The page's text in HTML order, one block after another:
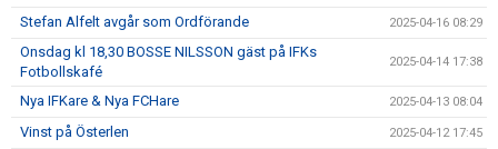
Stefan Alfelt avgår som Ordförande 2025-04-16 08:29
Onsdag kl 18,30 BOSSE NILSSON gäst på IFKs
Fotbollskafé
2025-04-14 17:38
Nya IFKare & Nya FCHare 2025-04-13 08:04
Vinst på Österlen 2025-04-12 17:45